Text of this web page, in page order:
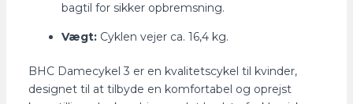
bagtil for sikker opbremsning.
Vægt:Cyklen vejer ca. 16,4 kg.
BHC Damecykel 3 er en kvalitetscykel til kvinder,
designet til at tilbyde en komfortabel og oprejst